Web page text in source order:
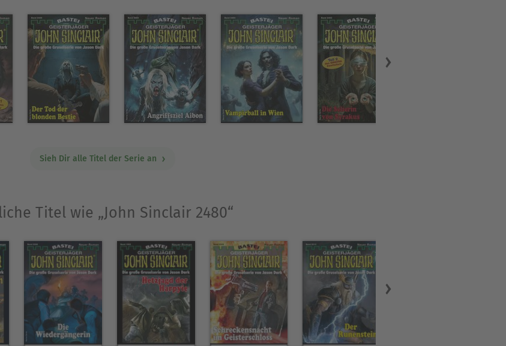
Sieh Dir alle Titel der Serie an
Titel wie „John Sinclair 2480“